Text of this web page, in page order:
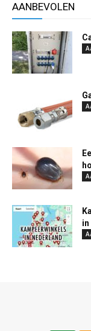
AANBEVOLEN
in